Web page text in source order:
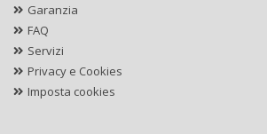
Garanzia
FAQ
Servizi
Privacy e Cookies
Imposta cookies